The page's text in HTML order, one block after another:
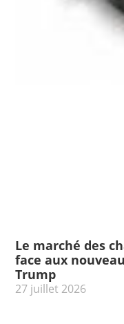
Le marché des
face aux
Trump
27 juillet 2026